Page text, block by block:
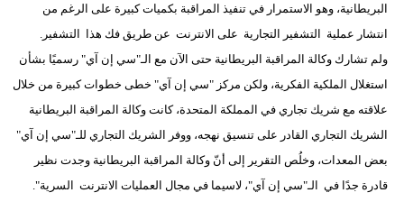
البريطانية، وهو الاستمرار في تنفيذ المراقبة بكميات كبيرة على الرغم من
انتشار عملية التشفير التجارية على الانترنت عن طريق فك هذا التشفير.
ولم تشارك وكالة المراقبة البريطانية حتى الآن مع الـ"سي إن آي" رسميًا بشأن
استغلال الملكية الفكرية، ولكن مركز "سي إن آي" خطى خطوات كبيرة من خلال
علاقته مع شريك تجاري في المملكة المتحدة، كانت وكالة المراقبة البريطانية
الشريك التجاري القادر على تنسيق نهجه، ووفر الشريك التجاري للـ"سي إن آي"
بعض المعدات، وخلُص التقرير إلى أنّ وكالة المراقبة البريطانية وجدت نظير
قادرة جدًا في الـ"سي إن آي"، لاسيما في مجال العمليات الانترنت السرية".